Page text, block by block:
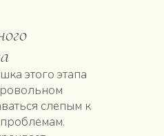
этого этапа
слепым к